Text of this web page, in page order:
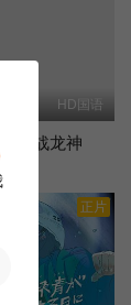
HD国语
之决战龙神
正片